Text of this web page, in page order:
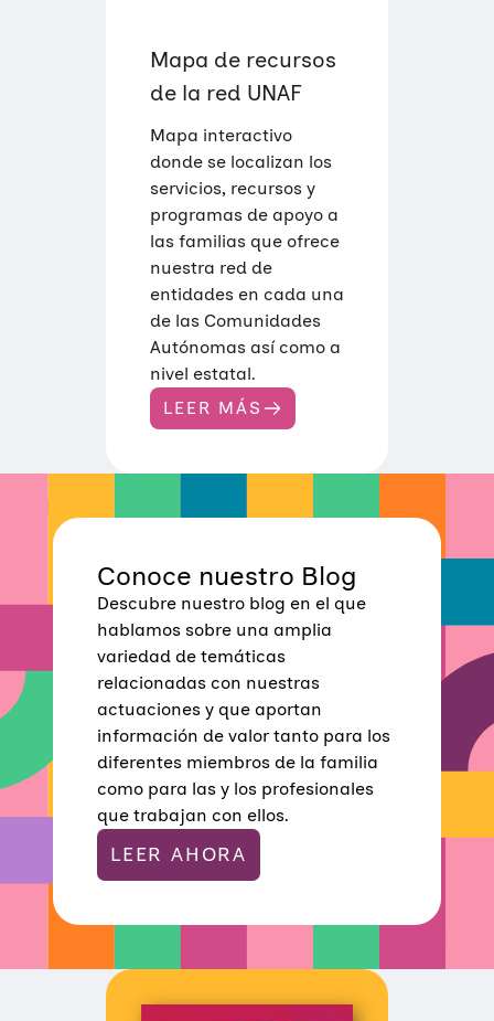
Mapa de recursos
de la red UNAF
Mapa interactivo
donde se localizan los
servicios, recursos y
programas de apoyo a
las familias que ofrece
nuestra red de
entidades en cada una
de las Comunidades
Autónomas así como a
nivel estatal.
LEER MÁS
:
M
E
C
U
R
S
S
D
L
A
E
D
N
F
Conoce nuestro Blog
Descubre nuestro blog en el que
hablamos sobre una amplia
variedad de temáticas
relacionadas con nuestras
actuaciones y que aportan
información de valor tanto para los
diferentes miembros de la familia
como para las y los profesionales
que trabajan con ellos.
LEER AHORA